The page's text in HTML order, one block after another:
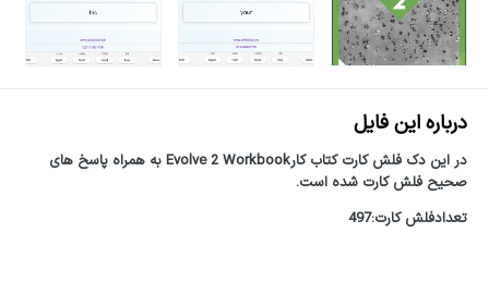
درباره این فایل
در این دک فلش کارت کتاب کارEvolve 2 Workbook به همراه پاسخ های
صحیح فلش کارت شده است.
تعدادفلش کارت:497